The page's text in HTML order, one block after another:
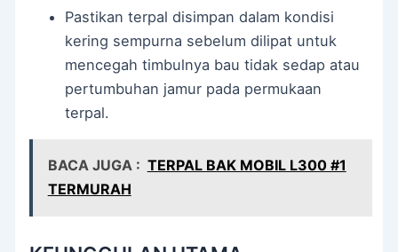
Pastikan terpal disimpan dalam kondisi
kering sempurna sebelum dilipat untuk
mencegah timbulnya bau tidak sedap atau
pertumbuhan jamur pada permukaan
terpal.
BACA JUGA : TERPAL BAK MOBIL L300 #1
TERMURAH